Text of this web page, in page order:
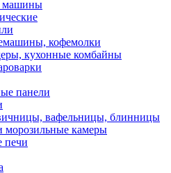
машины
кофемолки
кухонные комбайны
панели
вафельницы, блинницы
морозильные камеры
печи